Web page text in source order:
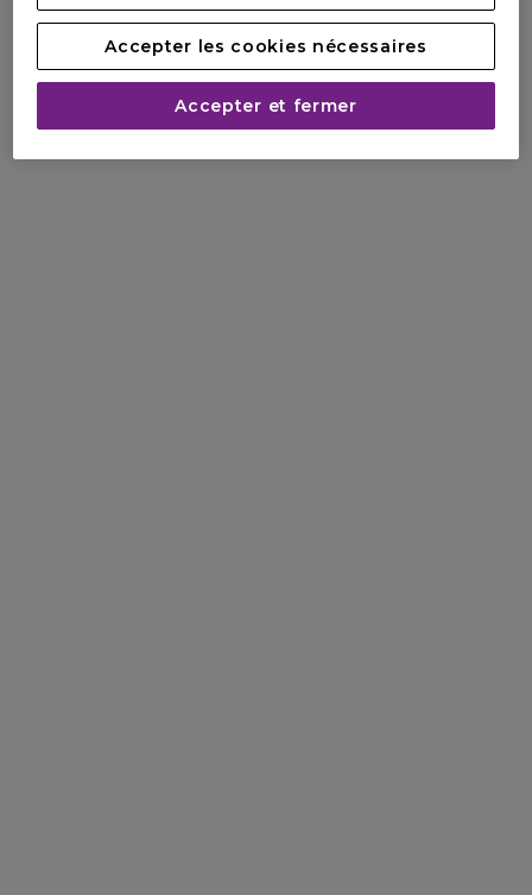
* alcool dénaturé
CHLOÉ SIGNATURE LUMINEUSE
Accepter les cookies nécessaires
Accepter et fermer